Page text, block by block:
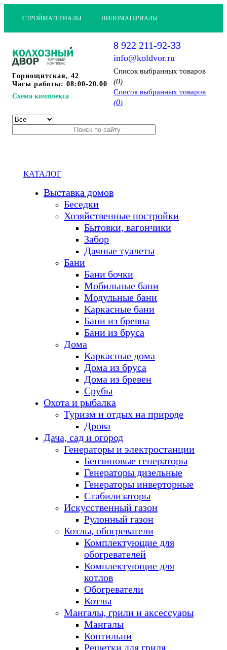
СТРОЙМАТЕРИАЛЫ ПИЛОМАТЕРИАЛЫ
Горнощитская, 42
Часы работы: 08:00-20.00
Схема комплекса
8 922 211-92-33
info@koldvor.ru
Cписок выбранных товаров
(0)
Cписок выбранных товаров
(0)
КАТАЛОГ
Выставка домов
Беседки
Хозяйственные постройки
Бытовки, вагончики
Забор
Дачные туалеты
Бани
Бани бочки
Мобильные бани
Модульные бани
Каркасные бани
Бани из бревна
Бани из бруса
Дома
Каркасные дома
Дома из бруса
Дома из бревен
Срубы
Охота и рыбалка
Туризм и отдых на природе
Дрова
Дача, сад и огород
Генераторы и электростанции
Бензиновые генераторы
Генераторы дизельные
Генераторы инверторные
Стабилизаторы
Искусственный газон
Рулонный газон
Котлы, обогреватели
Комплектующие для
обогревателей
Комплектующие для
котлов
Обогреватели
Котлы
Мангалы, грили и аксессуары
Мангалы
Коптильни
Решетки для гриля,